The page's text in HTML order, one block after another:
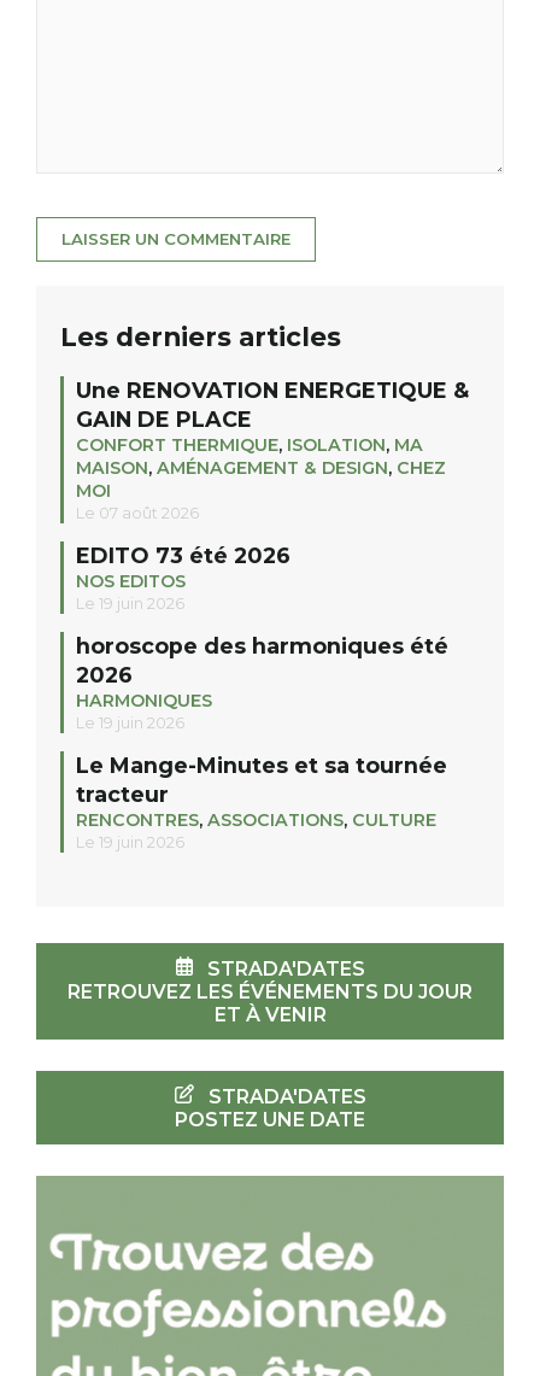
Les derniers articles
Une RENOVATION ENERGETIQUE &
GAIN DE PLACE
CONFORT THERMIQUE, ISOLATION, MA
MAISON, AMÉNAGEMENT & DESIGN, CHEZ
MOI
Le 07 août 2026
EDITO 73 été 2026
NOS EDITOS
Le 19 juin 2026
horoscope des harmoniques été
2026
HARMONIQUES
Le 19 juin 2026
Le Mange-Minutes et sa tournée
tracteur
RENCONTRES, ASSOCIATIONS, CULTURE
Le 19 juin 2026
STRADA'DATES
RETROUVEZ LES ÉVÉNEMENTS DU JOUR
ET À VENIR
STRADA'DATES
POSTEZ UNE DATE